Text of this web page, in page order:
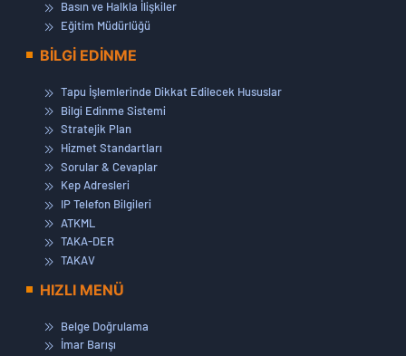
Basın ve Halkla İlişkiler
Eğitim Müdürlüğü
BİLGİ EDİNME
Tapu İşlemlerinde Dikkat Edilecek Hususlar
Bilgi Edinme Sistemi
Stratejik Plan
Hizmet Standartları
Sorular & Cevaplar
Kep Adresleri
IP Telefon Bilgileri
ATKML
TAKA-DER
TAKAV
HIZLI MENÜ
Belge Doğrulama
İmar Barışı